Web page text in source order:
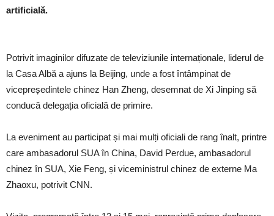
artificială.
Potrivit imaginilor difuzate de televiziunile internaționale, liderul de
la Casa Albă a ajuns la Beijing, unde a fost întâmpinat de
vicepreședintele chinez Han Zheng, desemnat de Xi Jinping să
conducă delegația oficială de primire.
La eveniment au participat și mai mulți oficiali de rang înalt, printre
care ambasadorul SUA în China, David Perdue, ambasadorul
chinez în SUA, Xie Feng, și viceministrul chinez de externe Ma
Zhaoxu, potrivit CNN.